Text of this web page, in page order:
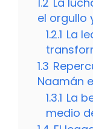
el orgullo
1.2.1 La
1.3
Naamán
1.3.1 La
medio